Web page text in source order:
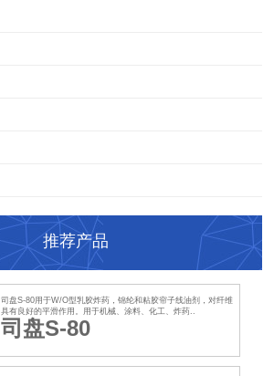
推荐产品
司盘S-80用于W/O型乳胶炸药，锦纶和粘胶帘子线油剂，对纤维
具有良好的平滑作用。用于机械、涂料、化工、炸药..
司盘S-80